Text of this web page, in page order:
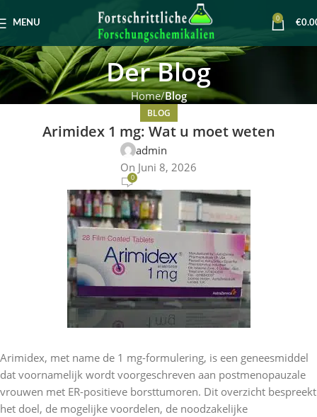
MENU
0
€
Der Blog
Home Blog
BLOG
Arimidex 1 mg: Wat u moet weten
admin
On Juni 8, 2026
0
Arimidex, met name de 1 mg-formulering, is een geneesmiddel
dat voornamelijk wordt voorgeschreven aan postmenopauzale
vrouwen met ER-positieve borsttumoren. Dit overzicht bespreekt
het doel, de mogelijke voordelen, de noodzakelijke